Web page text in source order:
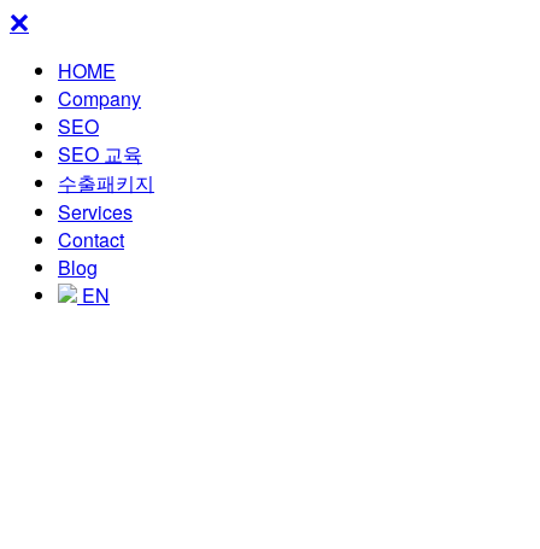
HOME
Company
SEO
SEO 교육
수출패키지
Services
Contact
Blog
EN